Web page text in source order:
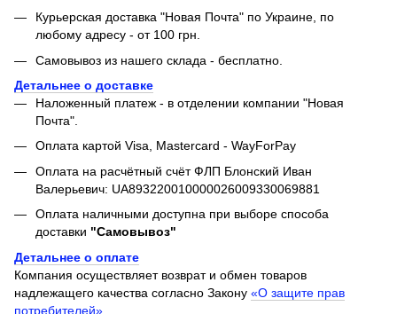
Курьерская доставка "Новая Почта" по Украине, по
любому адресу - от 100 грн.
Самовывоз из нашего склада - бесплатно.
Детальнее о доставке
Наложенный платеж - в отделении компании "Новая
Почта".
Оплата картой Visa, Mastercard - WayForPay
Оплата на расчётный счёт ФЛП Блонский Иван
Валерьевич: UA893220010000026009330069881
Оплата наличными доступна при выборе способа
доставки "Самовывоз"
Детальнее о оплате
Компания осуществляет возврат и обмен товаров
надлежащего качества согласно Закону «О защите прав
потребителей»